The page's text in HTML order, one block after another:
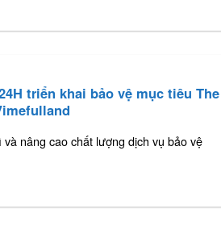
triển khai bảo vệ mục tiêu The
nâng cao chất lượng dịch vụ bảo vệ